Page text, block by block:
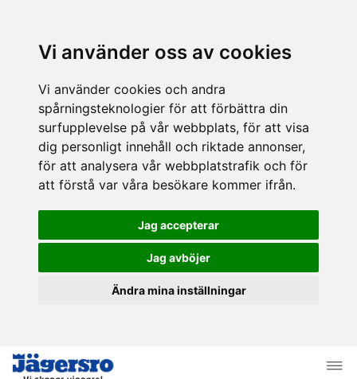
Vi använder oss av cookies
Vi använder cookies och andra
spårningsteknologier för att förbättra din
surfupplevelse på vår webbplats, för att visa
dig personligt innehåll och riktade annonser,
för att analysera vår webbplatstrafik och för
att förstå var våra besökare kommer ifrån.
Jag accepterar
Jag avböjer
Ändra mina inställningar